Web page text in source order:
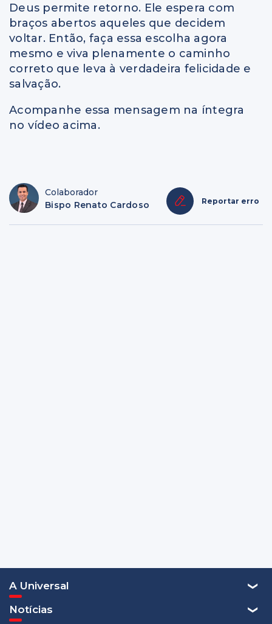
Deus permite retorno. Ele espera com
braços abertos aqueles que decidem
voltar. Então, faça essa escolha agora
mesmo e viva plenamente o caminho
correto que leva à verdadeira felicidade e
salvação.
Acompanhe essa mensagem na íntegra
no vídeo acima.
Colaborador
Bispo Renato Cardoso
Reportar erro
A Universal
Notícias